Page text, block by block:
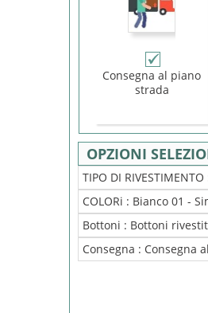
Consegna al piano
strada
OPZIONI
TIPO DI RIVESTIMENTO
COLORi : Bianco 01 -
Bottoni : Bottoni
Consegna : Consegna